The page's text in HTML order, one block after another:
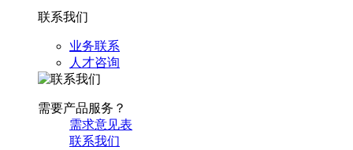
联系我们
业务联系
人才咨询
需要产品服务？
需求意见表
联系我们